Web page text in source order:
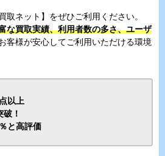
取ネット】をぜひご利用ください。
な買取実績、利用者数の多さ、ユーザ
お客様が安心してご利用いただける環境
以上
！
と高評価